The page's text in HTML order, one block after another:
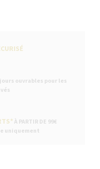
ouvrables pour les
À PARTIR DE 99€
uniquement